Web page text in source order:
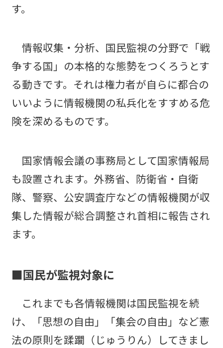
す。
情報収集・分析、国民監視の分野で「戦
争する国」の本格的な態勢をつくろうとす
る動きです。それは権力者が自らに都合の
いいように情報機関の私兵化をすすめる危
険を深めるものです。
国家情報会議の事務局として国家情報局
も設置されます。外務省、防衛省・自衛
隊、警察、公安調査庁などの情報機関が収
集した情報が総合調整され首相に報告され
ます。
■国民が監視対象に
これまでも各情報機関は国民監視を続
け、「思想の自由」「集会の自由」など憲
法の原則を蹂躙（じゅうりん）してきまし